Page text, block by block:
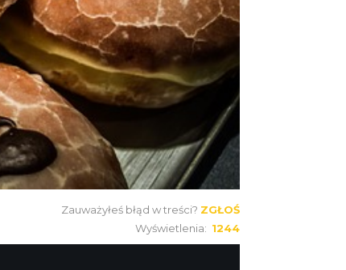
Zauważyłeś błąd w treści? ZGŁOŚ
Wyświetlenia: 1244